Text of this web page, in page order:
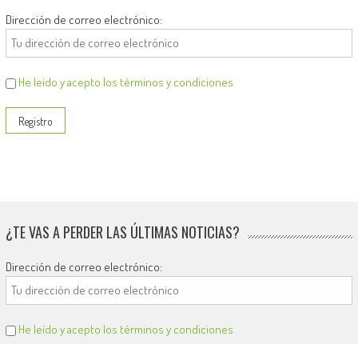
Dirección de correo electrónico:
He leído y acepto los términos y condiciones
¿TE VAS A PERDER LAS ÚLTIMAS NOTICIAS?
Dirección de correo electrónico:
He leído y acepto los términos y condiciones